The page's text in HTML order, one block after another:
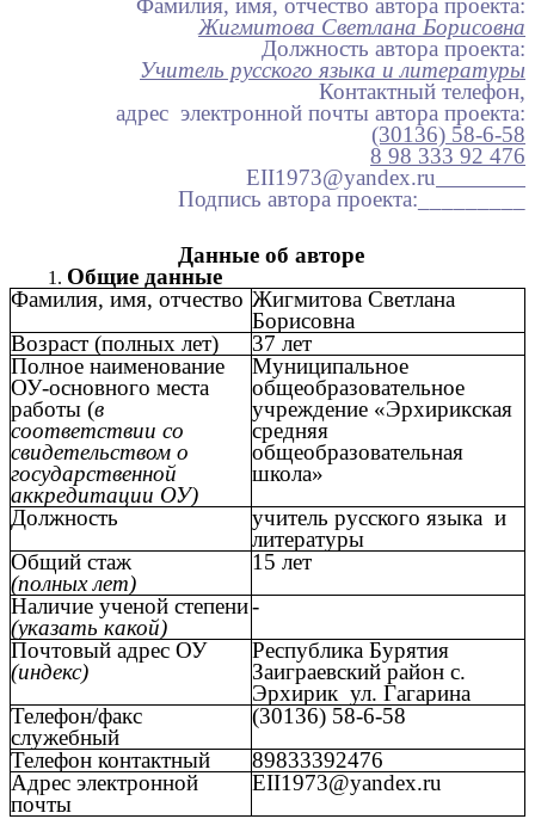
Фамилия, имя, отчество автора проекта:
Жигмитова Светлана Борисовна
Должность автора проекта:
Учитель русского языка и литературы
Контактный телефон,
адрес электронной почты автора проекта:
(30136) 58-6-58
8 98 333 92 476
EII1973@yandex.ru
Подпись автора проекта:_________
Данные об авторе
Общие данные
Фамилия, имя, отчество Жигмитова Светлана
Борисовна
Возраст (полных лет)
37 лет
Полное наименование
ОУ-основного места
работы (в
соответствии со
свидетельством о
государственной
аккредитации ОУ)
Муниципальное
общеобразовательное
учреждение «Эрхирикская
средняя
общеобразовательная
школа»
Должность
учитель русского языка и
литературы
Общий стаж
(полных лет)
15 лет
Наличие ученой степени
(указать какой)
-
Почтовый адрес ОУ
(индекс)
Республика Бурятия
Заиграевский район с.
Эрхирик ул. Гагарина
Телефон/факс
служебный
(30136) 58-6-58
Телефон контактный
89833392476
Адрес электронной
почты
EII1973@yandex.ru